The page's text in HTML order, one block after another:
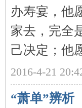
办寿宴，他
家去，完全
己决定；他
2016-4-21
“萧单”辨析